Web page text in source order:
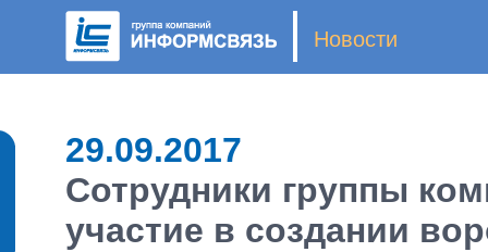
Новости
29.09.2017
Сотрудники группы
участие в создании